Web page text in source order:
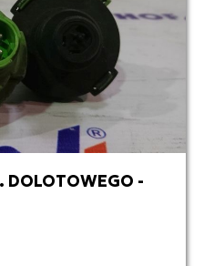
netto
DOLOTOWEGO -